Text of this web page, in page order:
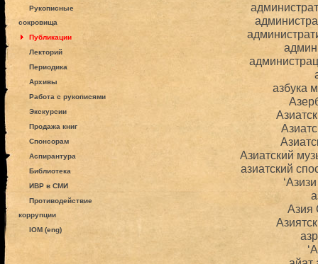
Рукописные
сокровища
Публикации
Лекторий
Периодика
Архивы
Работа с рукописями
Экскурсии
Продажа книг
Спонсорам
Аспирантура
Библиотека
ИВР в СМИ
Противодействие
коррупции
IOM (eng)
азбука
Азиатский
азиатский
Азия